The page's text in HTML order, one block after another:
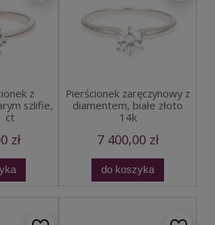
z
szlifie,
ct
zł
Pierścionek zaręczynowy z
diamentem, białe złoto
14k
7 400,00 zł
do koszyka